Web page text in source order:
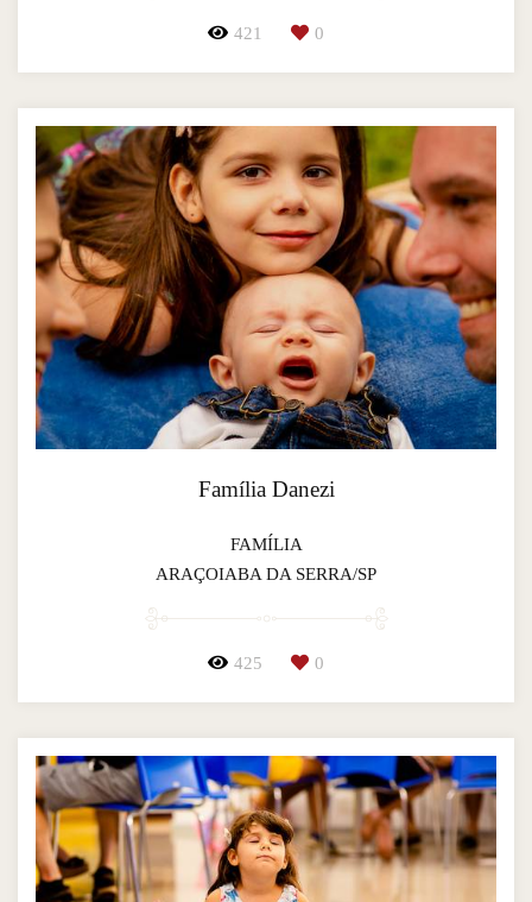
421 0
Família Danezi
FAMÍLIA
ARAÇOIABA DA SERRA/SP
425 0